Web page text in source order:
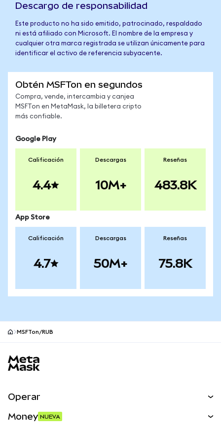
Descargo de responsabilidad
Este producto no ha sido emitido, patrocinado, respaldado
ni está afiliado con Microsoft. El nombre de la empresa y
cualquier otra marca registrada se utilizan únicamente para
identificar el activo de referencia subyacente.
Obtén MSFTon en segundos
Compra, vende, intercambia y canjea
MSFTon en MetaMask, la billetera cripto
más confiable.
Google Play
Calificación
4.4
Descargas
10M+
Reseñas
483.8K
App Store
Calificación
4.7
Descargas
50M+
Reseñas
75.8K
MSFTon/RUB
Operar
Money NUEVA